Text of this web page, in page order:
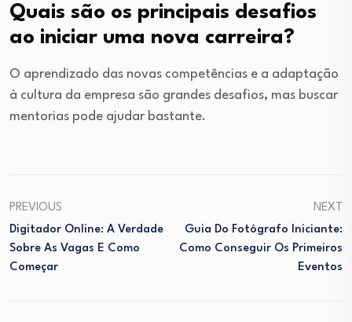
Quais são os principais desafios
ao iniciar uma nova carreira?
O aprendizado das novas competências e a adaptação
à cultura da empresa são grandes desafios, mas buscar
mentorias pode ajudar bastante.
PREVIOUS
Digitador Online: A Verdade
Sobre As Vagas E Como
Começar
NEXT
Guia Do Fotógrafo Iniciante:
Como Conseguir Os Primeiros
Eventos